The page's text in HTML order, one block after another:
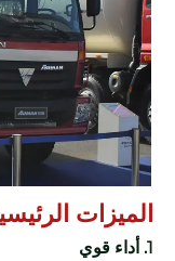
الميزات
1. أداء قوي